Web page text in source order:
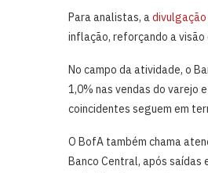
Para analistas, a
inflação, reforçando a visão
No campo da atividade, o
1,0% nas vendas do varejo
coincidentes seguem em
O BofA também chama
Banco Central, após saídas